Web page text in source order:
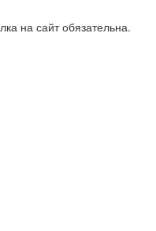
на сайт обязательна.